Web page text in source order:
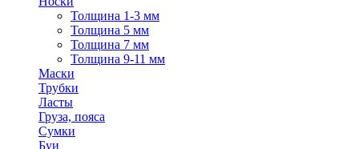
Толщина 1-3 мм
Толщина 5 мм
Толщина 7 мм
Толщина 9-11 мм
Маски
Трубки
Ласты
Груза, пояса
Сумки
Буи